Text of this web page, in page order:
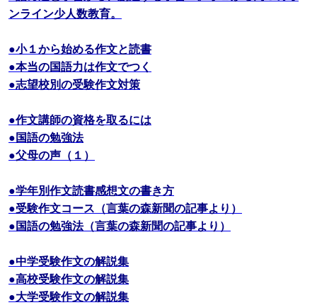
ンライン少人数教育。
●小１から始める作文と読書
●本当の国語力は作文でつく
●志望校別の受験作文対策
●作文講師の資格を取るには
●国語の勉強法
●父母の声（１）
●学年別作文読書感想文の書き方
●受験作文コース（言葉の森新聞の記事より）
●国語の勉強法（言葉の森新聞の記事より）
●中学受験作文の解説集
●高校受験作文の解説集
●大学受験作文の解説集